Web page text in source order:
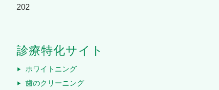
202
診療特化サイト
ホワイトニング
歯のクリーニング